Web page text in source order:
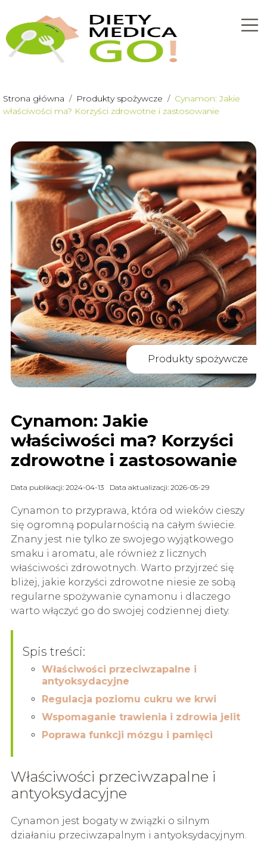
Strona główna / Produkty spożywcze / Cynamon: Jakie
właściwości ma? Korzyści zdrowotne i zastosowanie
Produkty spożywcze
Cynamon: Jakie
właściwości ma? Korzyści
zdrowotne i zastosowanie
Data publikacji: 2024-04-13 Data aktualizacji: 2026-05-29
Cynamon to przyprawa, która od wieków cieszy
się ogromną popularnością na całym świecie.
Znany jest nie tylko ze swojego wyjątkowego
smaku i aromatu, ale również z licznych
właściwości zdrowotnych. Warto przyjrzeć się
bliżej, jakie korzyści zdrowotne niesie ze sobą
regularne spożywanie cynamonu i dlaczego
warto włączyć go do swojej codziennej diety.
Spis treści:
Właściwości przeciwzapalne i
antyoksydacyjne
Regulacja poziomu cukru we krwi
Wspomaganie trawienia i zdrowia jelit
Poprawa funkcji mózgu i pamięci
Właściwości przeciwzapalne i
antyoksydacyjne
Cynamon jest bogaty w związki o silnym
działaniu przeciwzapalnym i antyoksydacyjnym.